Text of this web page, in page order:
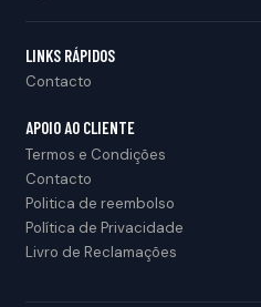
LINKS RÁPIDOS
Contacto
APOIO AO CLIENTE
Termos e Condições
Contacto
Politica de reembolso
Política de Privacidade
Livro de Reclamações